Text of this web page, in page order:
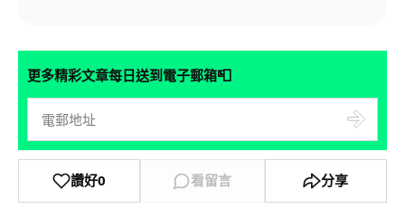
更多精彩文章每日送到電子郵箱📮
讚好0 看留言 分享